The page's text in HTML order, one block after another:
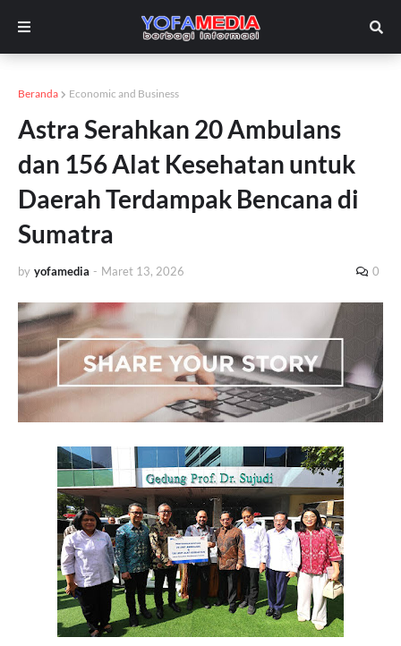
Beranda Economic and Business
Astra Serahkan 20 Ambulans
dan 156 Alat Kesehatan untuk
Daerah Terdampak Bencana di
Sumatra
by yofamedia - Maret 13, 2026 0